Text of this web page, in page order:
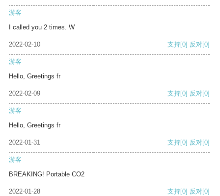
游客
I called you 2 times. W
2022-02-10 支持[0] 反对[0]
游客
Hello, Greetings fr
2022-02-09 支持[0] 反对[0]
游客
Hello, Greetings fr
2022-01-31 支持[0] 反对[0]
游客
BREAKING! Portable CO2
2022-01-28 支持[0] 反对[0]